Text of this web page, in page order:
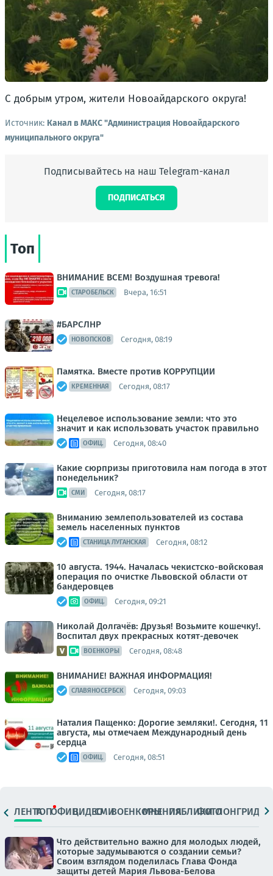
С добрым утром, жители Новоайдарского округа!
Источник: Канал в МАКС "Администрация Новоайдарского
муниципального округа"
Подписывайтесь на наш Telegram-канал
ПОДПИСАТЬСЯ
Топ
ВНИМАНИЕ ВСЕМ! Воздушная тревога!
СТАРОБЕЛЬСК Вчера, 16:51
#БАРСЛНР
НОВОПСКОВ Сегодня, 08:19
Памятка. Вместе против КОРРУПЦИИ
КРЕМЕННАЯ Сегодня, 08:17
Нецелевое использование земли: что это
значит и как использовать участок правильно
ОФИЦ. Сегодня, 08:40
Какие сюрпризы приготовила нам погода в этот
понедельник?
СМИ Сегодня, 08:17
Вниманию землепользователей из состава
земель населенных пунктов
СТАНИЦА ЛУГАНСКАЯ Сегодня, 08:12
10 августа. 1944. Началась чекистско-войсковая
операция по очистке Львовской области от
бандеровцев
ОФИЦ. Сегодня, 09:21
Николай Долгачёв: Друзья! Возьмите кошечку!.
Воспитал двух прекрасных котят-девочек
ВОЕНКОРЫ Сегодня, 08:48
ВНИМАНИЕ! ВАЖНАЯ ИНФОРМАЦИЯ!
СЛАВЯНОСЕРБСК Сегодня, 09:03
Наталия Пащенко: Дорогие земляки!. Сегодня, 11
августа, мы отмечаем Международный день
сердца
ОФИЦ. Сегодня, 08:51
ЛЕНТАТОПОФИЦ.ВИДЕОСМИВОЕНКОРЫМНЕНИЯПАБЛИКИ
ФОТОЛОНГРИДЫ
Что действительно важно для молодых людей,
которые задумываются о создании семьи?
Своим взглядом поделилась Глава Фонда
защиты детей Мария Львова-Белова